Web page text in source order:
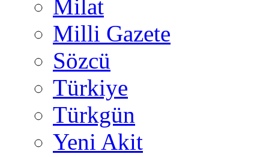
Milat
Milli Gazete
Sözcü
Türkiye
Türkgün
Yeni Akit